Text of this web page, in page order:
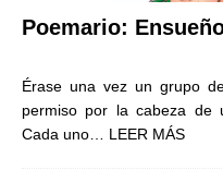
Poemario:
Érase una vez un grupo
permiso por la cabeza de
Cada uno… LEER MÁS